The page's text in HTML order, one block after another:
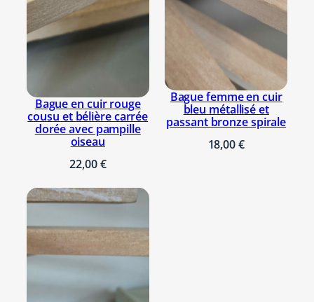
Bague en cuir rouge
cousu et bélière carrée
dorée avec pampille
oiseau
22,00€
Bague femme en cuir
bleu métallisé et
passant bronze spirale
18,00€